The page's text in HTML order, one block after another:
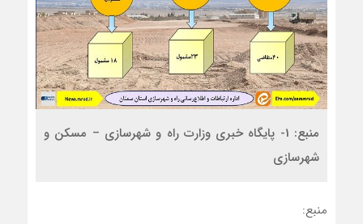
منبع: 1- پایگاه خبری وزارت راه و شهرسازی – مسکن و
شهرسازی
منبع: